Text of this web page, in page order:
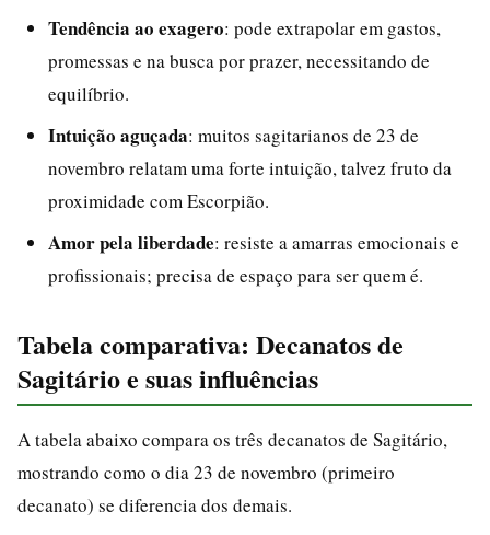
Tendência ao exagero: pode extrapolar em gastos,
promessas e na busca por prazer, necessitando de
equilíbrio.
Intuição aguçada: muitos sagitarianos de 23 de
novembro relatam uma forte intuição, talvez fruto da
proximidade com Escorpião.
Amor pela liberdade: resiste a amarras emocionais e
profissionais; precisa de espaço para ser quem é.
Tabela comparativa: Decanatos de
Sagitário e suas influências
A tabela abaixo compara os três decanatos de Sagitário,
mostrando como o dia 23 de novembro (primeiro
decanato) se diferencia dos demais.